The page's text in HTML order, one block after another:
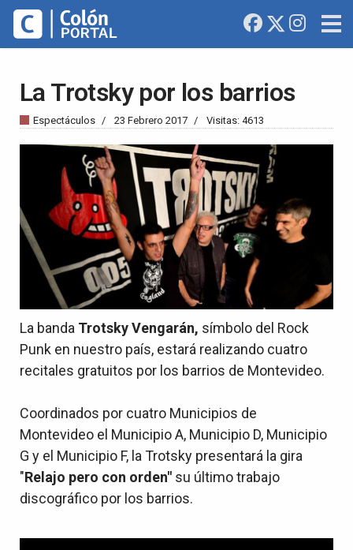
La Trotsky por los barrios
Espectáculos 23 Febrero 2017 Visitas: 4613
La banda Trotsky Vengarán, símbolo del Rock
Punk en nuestro país, estará realizando cuatro
recitales gratuitos por los barrios de Montevideo.
Coordinados por cuatro Municipios de
Montevideo el Municipio A, Municipio D, Municipio
G y el Municipio F, la Trotsky presentará la gira
"Relajo pero con orden" su último trabajo
discográfico por los barrios.